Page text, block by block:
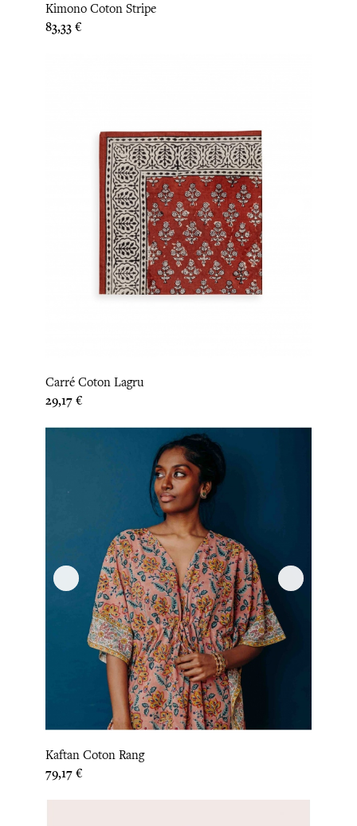
Kimono Coton Stripe
Prix
83,33 €
Carré Coton Lagru
Prix
29,17 €
Kaftan Coton Rang
Prix
79,17 €